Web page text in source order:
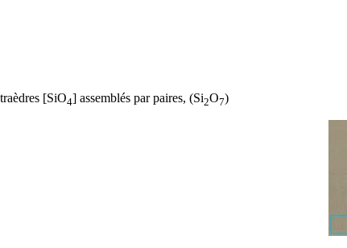
[SiO4] assemblés par paires, (Si2O7)